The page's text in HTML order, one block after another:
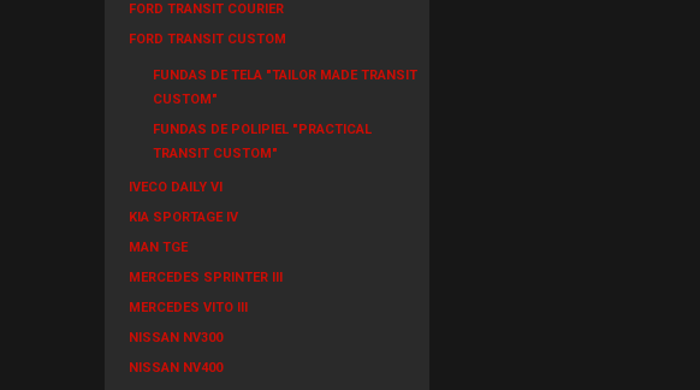
FORD TRANSIT COURIER
FORD TRANSIT CUSTOM
FUNDAS DE TELA "TAILOR MADE TRANSIT
CUSTOM"
FUNDAS DE POLIPIEL "PRACTICAL
TRANSIT CUSTOM"
IVECO DAILY VI
KIA SPORTAGE IV
MAN TGE
MERCEDES SPRINTER III
MERCEDES VITO III
NISSAN NV300
NISSAN NV400